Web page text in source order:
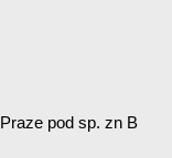
pod sp. zn B